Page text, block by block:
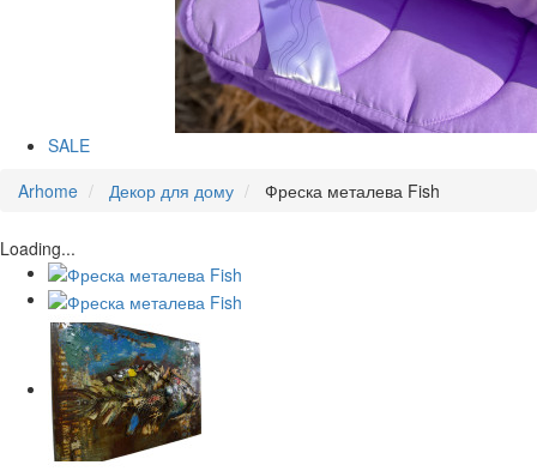
SALE
Arhome
Декор для дому Фреска металева Fish
Loading...